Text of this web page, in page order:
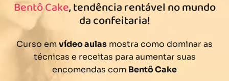
Bentô Cake, tendência rentável no mundo
da confeitaria!
Curso emvídeo aulas mostra como dominar as
técnicas e receitas para aumentar suas
encomendas com Bentô Cake